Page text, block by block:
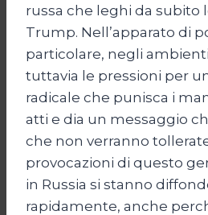
russa che leghi da subito
Trump. Nell’apparato di
particolare, negli
tuttavia le pressioni per
radicale che punisca i
atti e dia un messaggio
che non verranno
provocazioni di questo
in Russia si stanno
rapidamente, anche